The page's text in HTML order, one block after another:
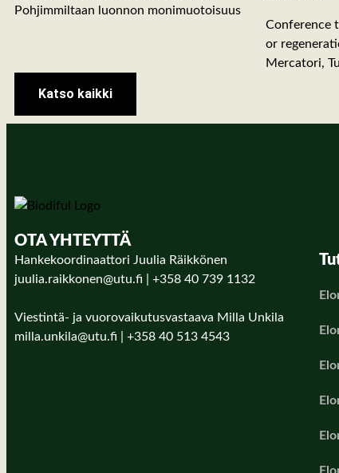
Pohjimmiltaan luonnon monimuotoisuus
Conference
or
Mercatori,
Katso kaikki
OTA YHTEYTTÄ
Hankekoordinaattori Juulia Räikkönen
juulia.raikkonen@utu.fi | +358 40 739 1132
Viestintä- ja vuorovaikutusvastaava Milla Unkila
milla.unkila@utu.fi | +358 40 513 4543